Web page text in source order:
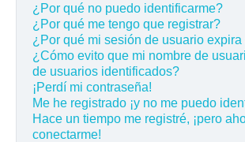
¿Por qué no puedo identificarme?
¿Por qué me tengo que registrar?
¿Por qué mi sesión de usuario
¿Cómo evito que mi nombre de
de usuarios identificados?
¡Perdí mi contraseña!
Me he registrado ¡y no me puedo
Hace un tiempo me registré, ¡pero
conectarme!